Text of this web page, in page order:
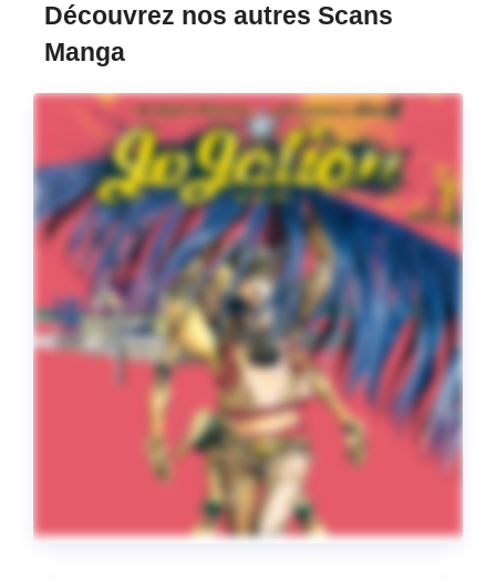
Découvrez nos autres Scans
Manga